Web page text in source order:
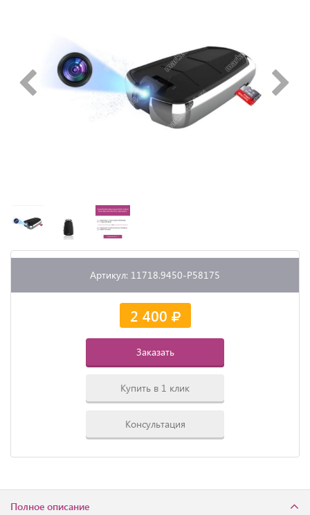
Артикул: 11718.9450-P58175
2 400
Заказать
Купить в 1 клик
Консультация
Полное описание